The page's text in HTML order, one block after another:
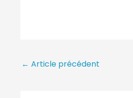
← Article précédent